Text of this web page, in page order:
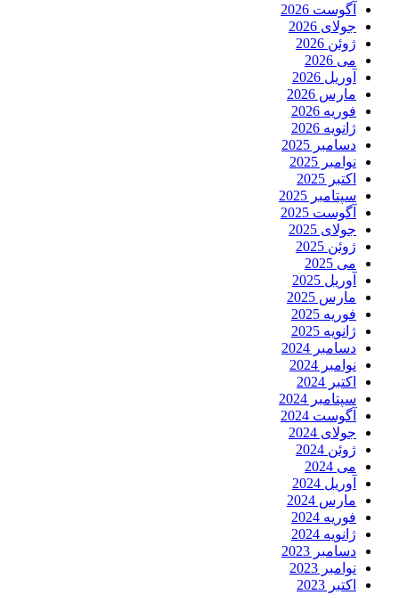
آگوست 2026
جولای 2026
ژوئن 2026
می 2026
آوریل 2026
مارس 2026
فوریه 2026
ژانویه 2026
دسامبر 2025
نوامبر 2025
اکتبر 2025
سپتامبر 2025
آگوست 2025
جولای 2025
ژوئن 2025
می 2025
آوریل 2025
مارس 2025
فوریه 2025
ژانویه 2025
دسامبر 2024
نوامبر 2024
اکتبر 2024
سپتامبر 2024
آگوست 2024
جولای 2024
ژوئن 2024
می 2024
آوریل 2024
مارس 2024
فوریه 2024
ژانویه 2024
دسامبر 2023
نوامبر 2023
اکتبر 2023